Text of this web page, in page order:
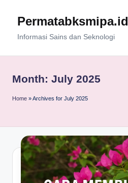
Permatabksmipa.id
Informasi Sains dan Seknologi
Month: July 2025
Home »Archives for July 2025